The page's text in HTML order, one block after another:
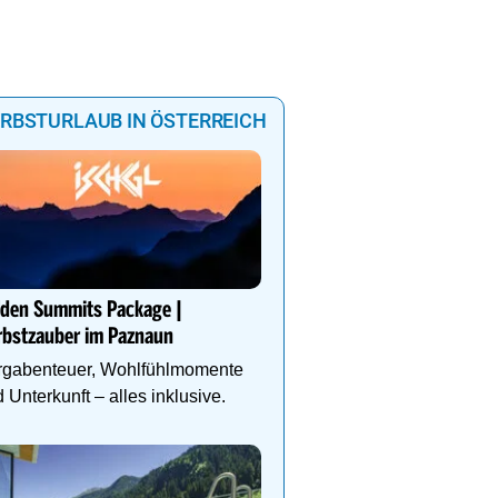
IN ÖSTERREICH
Summits Package |
im Paznaun
Wohlfühlmomente
Unterkunft – alles inklusive.